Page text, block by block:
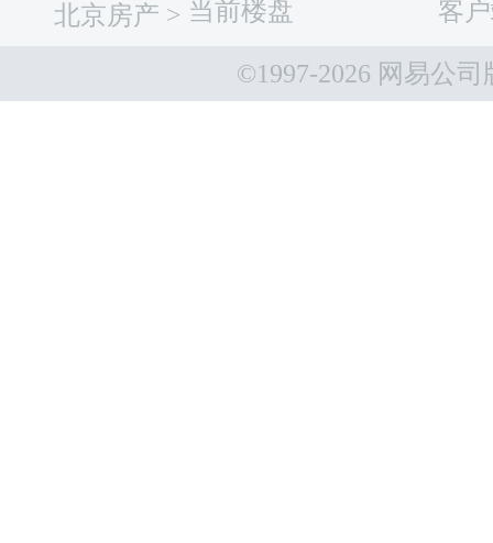
北京房产 > 当前楼盘 客
©1997-2026 网易公